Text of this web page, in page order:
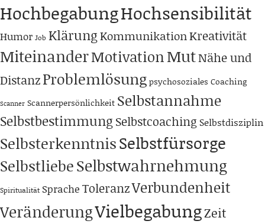
HochbegabungHochsensibilität
Humor Job KlärungKommunikationKreativität
MiteinanderMotivationMutNähe und
DistanzProblemlösungpsychosoziales Coaching
Scanner Scannerpersönlichkeit Selbstannahme
Selbstbestimmung Selbstcoaching Selbstdisziplin
SelbsterkenntnisSelbstfürsorge
SelbstliebeSelbstwahrnehmung
Spiritualität Sprache ToleranzVerbundenheit
VeränderungVielbegabungZeit